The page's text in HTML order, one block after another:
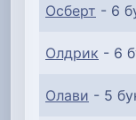
Осберт - 6
Олдрик - 6
Олави - 5